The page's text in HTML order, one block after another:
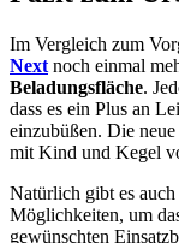
Im Vergleich zum
Next noch einmal
Beladungsfläche.
dass es ein Plus an
einzubüßen. Die
mit Kind und Kegel
Natürlich gibt es auch
Möglichkeiten, um
gewünschten